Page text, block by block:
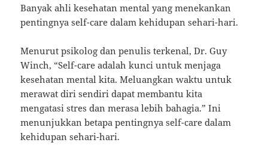
Banyak ahli kesehatan mental yang menekankan
pentingnya self-care dalam kehidupan sehari-hari.
Menurut psikolog dan penulis terkenal, Dr. Guy
Winch, “Self-care adalah kunci untuk menjaga
kesehatan mental kita. Meluangkan waktu untuk
merawat diri sendiri dapat membantu kita
mengatasi stres dan merasa lebih bahagia.” Ini
menunjukkan betapa pentingnya self-care dalam
kehidupan sehari-hari.